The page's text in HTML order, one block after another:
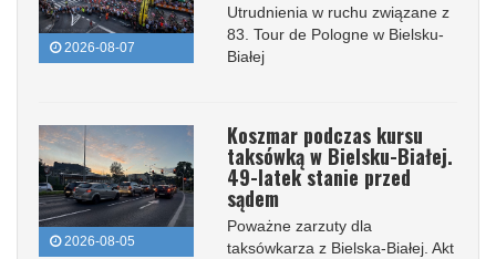
2026-08-07
Utrudnienia w ruchu związane z
83. Tour de Pologne w Bielsku-
Białej
2026-08-05
Koszmar podczas kursu
taksówką w Bielsku-Białej.
49-latek stanie przed
sądem
Poważne zarzuty dla
taksówkarza z Bielska-Białej. Akt